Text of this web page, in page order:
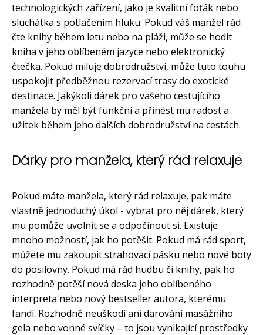
technologických zařízení, jako je kvalitní foťák nebo
sluchátka s potlačením hluku. Pokud váš manžel rád
čte knihy během letu nebo na pláži, může se hodit
kniha v jeho oblíbeném jazyce nebo elektronický
čtečka. Pokud miluje dobrodružství, může tuto touhu
uspokojit předběžnou rezervací trasy do exotické
destinace. Jakýkoli dárek pro vašeho cestujícího
manžela by měl být funkční a přinést mu radost a
užitek během jeho dalších dobrodružství na cestách.
Dárky pro manžela, který rád relaxuje
Pokud máte manžela, který rád relaxuje, pak máte
vlastně jednoduchý úkol - vybrat pro něj dárek, který
mu pomůže uvolnit se a odpočinout si. Existuje
mnoho možností, jak ho potěšit. Pokud má rád sport,
můžete mu zakoupit strahovací pásku nebo nové boty
do posilovny. Pokud má rád hudbu či knihy, pak ho
rozhodně potěší nová deska jeho oblíbeného
interpreta nebo nový bestseller autora, kterému
fandí. Rozhodně neuškodí ani darování masážního
gela nebo vonné svíčky – to jsou vynikající prostředky